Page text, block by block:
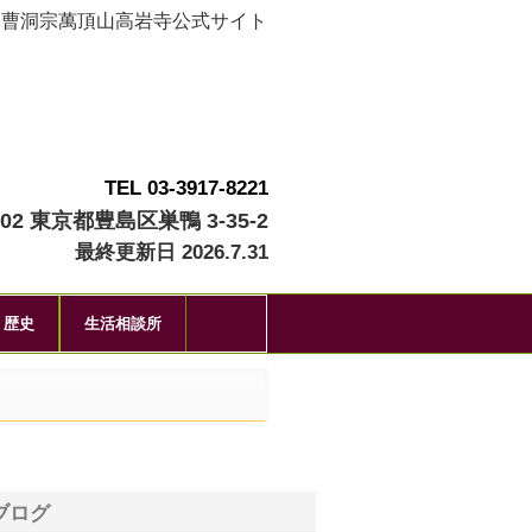
曹洞宗萬頂山高岩寺公式サイト
TEL 03-3917-8221
東京都豊島区巣鴨 3-35-2
最終更新日 2026.7.31
歴史 生活相談所
ログ